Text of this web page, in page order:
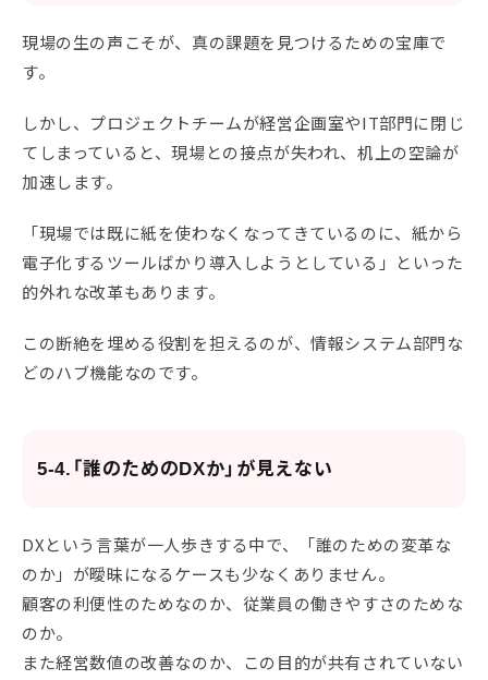
現場の生の声こそが、真の課題を見つけるための宝庫で
す。
しかし、プロジェクトチームが経営企画室やIT部門に閉じ
てしまっていると、現場との接点が失われ、机上の空論が
加速します。
「現場では既に紙を使わなくなってきているのに、紙から
電子化するツールばかり導入しようとしている」といった
的外れな改革もあります。
この断絶を埋める役割を担えるのが、情報システム部門な
どのハブ機能なのです。
5-4.「誰のためのDXか」が見えない
DXという言葉が一人歩きする中で、「誰のための変革な
のか」が曖昧になるケースも少なくありません。
顧客の利便性のためなのか、従業員の働きやすさのためな
のか。
また経営数値の改善なのか、この目的が共有されていない